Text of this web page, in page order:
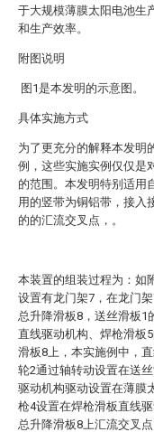
于大规模薄膜太阳电池生
和生产效率。
附图说明
图1是本发明的示意图。
具体实施方式
为了更充分的解释本发明
例，这些实施实例仅仅是
的范围。本发明特别适用
用的竖带为铜铝带，接入
的的汇流交叉点，。
本装置的组装过程为：如
设置有龙门架7，在龙门
总升降滑板8，送丝滑板1
直线驱动机构、焊枪滑板
滑板8上，本实施例中，
轮2通过轴转动设置在送
驱动机构驱动设置在薄膜
枪4设置在焊枪滑板直线
总升降滑板8上汇流交叉